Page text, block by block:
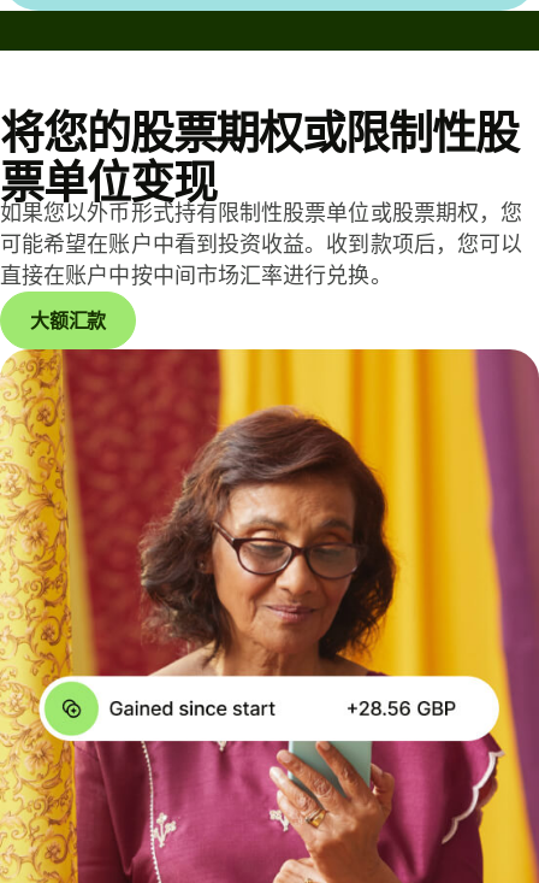
将您的股票期权或限制性股
票单位变现
如果您以外币形式持有限制性股票单位或股票期权，您
可能希望在账户中看到投资收益。收到款项后，您可以
直接在账户中按中间市场汇率进行兑换。
大额汇款